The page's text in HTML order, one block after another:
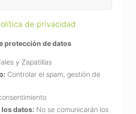
de privacidad
protección de datos
y Zapatillas
Controlar el spam, gestión de
datos: No se comunicarán los